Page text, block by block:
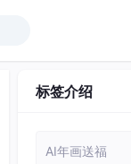
标签介绍
AI年画送福